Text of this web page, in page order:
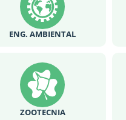
ENG. AMBIENTAL
ZOOTECNIA